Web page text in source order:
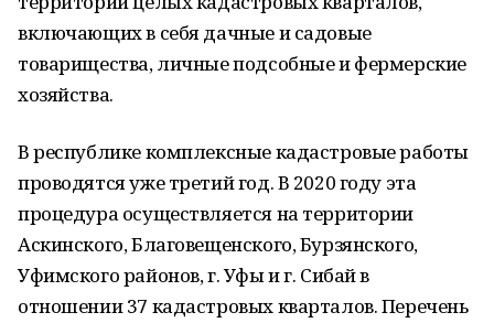
включающих в себя дачные и садовые
товарищества, личные подсобные и фермерские
хозяйства.
В республике комплексные кадастровые работы
проводятся уже третий год. В 2020 году эта
процедура осуществляется на территории
Аскинского, Благовещенского, Бурзянского,
Уфимского районов, г. Уфы и г. Сибай в
отношении 37 кадастровых кварталов. Перечень